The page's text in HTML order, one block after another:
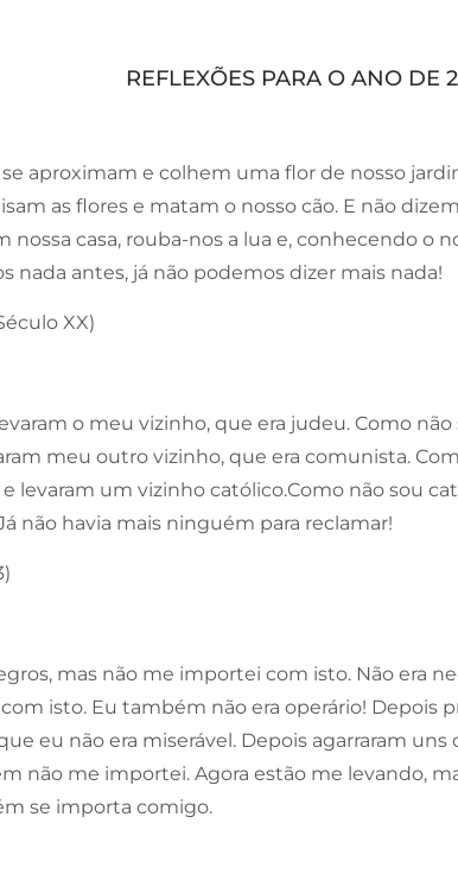
REFLEXÕES PARA O ANO DE
aproximam e colhem uma flor de nosso
as flores e matam o nosso cão. E não
nossa casa, rouba-nos a lua e, conhecendo o
nada antes, já não podemos dizer mais nada!
XX)
o meu vizinho, que era judeu. Como
meu outro vizinho, que era comunista.
levaram um vizinho católico.Como não sou
não havia mais ninguém para reclamar!
mas não me importei com isto. Não era
isto. Eu também não era operário! Depois
eu não era miserável. Depois agarraram
não me importei. Agora estão me levando,
se importa comigo.